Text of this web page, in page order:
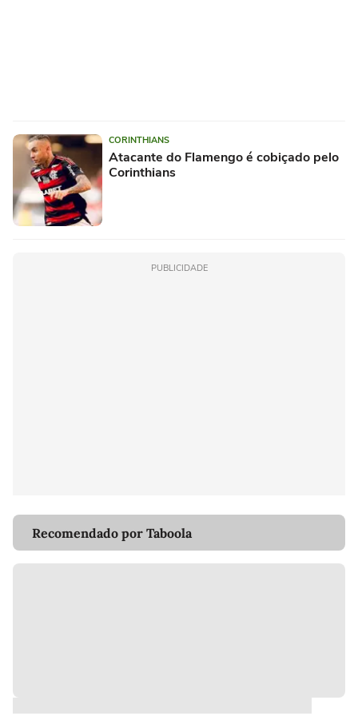
CORINTHIANS
Atacante do Flamengo é cobiçado pelo
Corinthians
PUBLICIDADE
Recomendado por Taboola